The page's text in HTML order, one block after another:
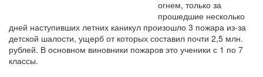
огнем, только за
прошедшие несколько
дней наступивших летних каникул произошло 3 пожара из-за
детской шалости, ущерб от которых составил почти 2,5 млн.
рублей. В основном виновники пожаров это ученики с 1 по 7
классы.